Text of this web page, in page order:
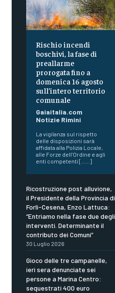
Rischio incendi
boschivi, la fase di
preallarme
prorogata fino a
domenica 16 agosto
sull’intero territorio
comunale
Gaiaitalia.com
Notizie Rimini
La vigilanza sul rispetto
delle disposizioni sarà
affidata alla Polizia Locale,
alle Forze dell’Ordine e agli
enti competenti [......]
Ricostruzione post alluvione,
il Presidente della Provincia di
Forlì-Cesena, Enzo Lattuca:
“Entriamo nella fase due degli
interventi. Determinante il
contributo dei Comuni”
30 Luglio 2026
Gioco delle tre campanelle,
ieri sera denunciate sei
persone a Marina Centro:
sequestrati 400 euro